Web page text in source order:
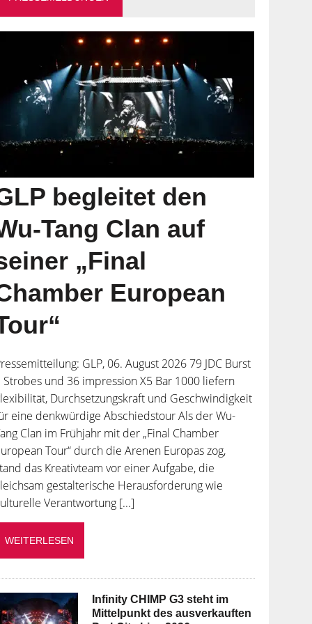
begleitet den
Tang Clan auf
„Final
European
GLP, 06. August 2026 79 JDC Burst
Strobes und 36 impression X5 Bar 1000 liefern
Durchsetzungskraft und Geschwindigkeit
eine denkwürdige Abschiedstour Als der Wu-
Clan im Frühjahr mit der „Final Chamber
Tour“ durch die Arenen Europas zog,
das Kreativteam vor einer Aufgabe, die
gestalterische Herausforderung wie
Verantwortung [...]
WEITERLESEN
Infinity CHIMP G3 steht im
Mittelpunkt des ausverkauften